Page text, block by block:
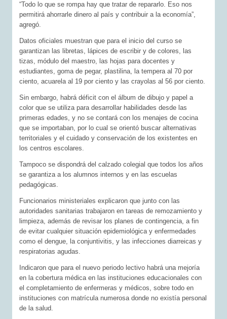
“Todo lo que se rompa hay que tratar de repararlo. Eso nos
permitirá ahorrarle dinero al país y contribuir a la economía”,
agregó.
Datos oficiales muestran que para el inicio del curso se
garantizan las libretas, lápices de escribir y de colores, las
tizas, módulo del maestro, las hojas para docentes y
estudiantes, goma de pegar, plastilina, la tempera al 70 por
ciento, acuarela al 19 por ciento y las crayolas al 56 por ciento.
Sin embargo, habrá déficit con el álbum de dibujo y papel a
color que se utiliza para desarrollar habilidades desde las
primeras edades, y no se contará con los menajes de cocina
que se importaban, por lo cual se orientó buscar alternativas
territoriales y el cuidado y conservación de los existentes en
los centros escolares.
Tampoco se dispondrá del calzado colegial que todos los años
se garantiza a los alumnos internos y en las escuelas
pedagógicas.
Funcionarios ministeriales explicaron que junto con las
autoridades sanitarias trabajaron en tareas de remozamiento y
limpieza, además de revisar los planes de contingencia, a fin
de evitar cualquier situación epidemiológica y enfermedades
como el dengue, la conjuntivitis, y las infecciones diarreicas y
respiratorias agudas.
Indicaron que para el nuevo periodo lectivo habrá una mejoría
en la cobertura médica en las instituciones educacionales con
el completamiento de enfermeras y médicos, sobre todo en
instituciones con matrícula numerosa donde no existía personal
de la salud.